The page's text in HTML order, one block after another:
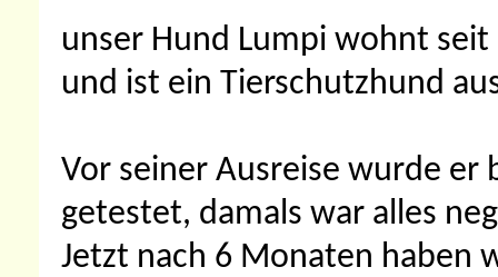
unser Hund Lumpi wohnt seit
und ist ein Tierschutzhund
Vor seiner Ausreise wurde er
getestet, damals war alles
Jetzt nach 6 Monaten haben